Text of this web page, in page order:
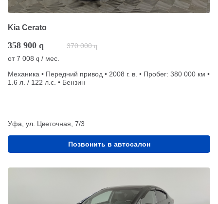
Kia Cerato
358 900 q 370 000 q
от7 008 q / мес.
Механика • Передний привод • 2008 г. в. • Пробег: 380 000 км •
1.6 л. / 122 л.с. • Бензин
Уфа, ул. Цветочная, 7/3
Позвонить в автосалон